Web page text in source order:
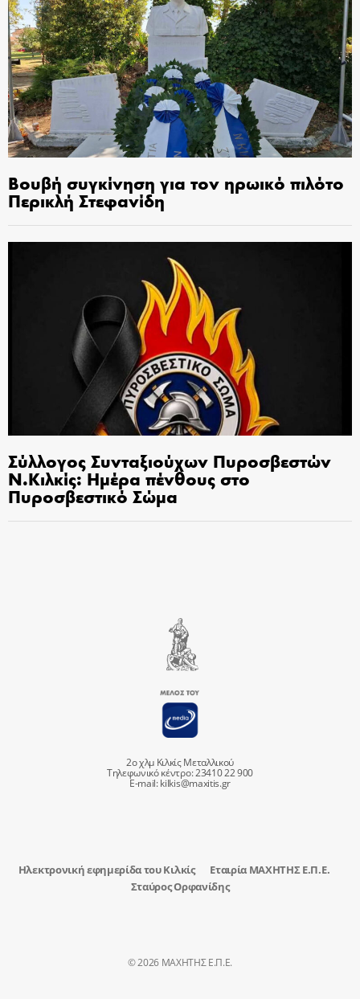
Βουβή συγκίνηση για τον ηρωικό πιλότο
Περικλή Στεφανίδη
Σύλλογος Συνταξιούχων Πυροσβεστών
Ν.Κιλκίς: Ημέρα πένθους στο
Πυροσβεστικό Σώμα
2ο χλμ Κιλκίς Μεταλλικού
Τηλεφωνικό κέντρο: 23410 22 900
E-mail:kilkis@maxitis.gr
Ηλεκτρονική εφημερίδα του Κιλκίς
Εταιρία ΜΑΧΗΤΗΣ Ε.Π.Ε.
Σταύρος Ορφανίδης
© 2026 ΜΑΧΗΤΗΣ Ε.Π.Ε.